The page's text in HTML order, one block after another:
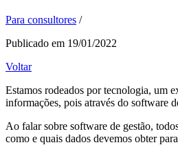
Para consultores /
Publicado em 19/01/2022
Voltar
Estamos rodeados por tecnologia, um
informações, pois através do software
Ao falar sobre software de gestão,
como e quais dados devemos obter